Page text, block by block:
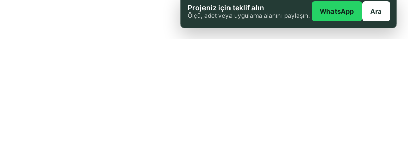
Projeniz için teklif alın
Ölçü, adet veya uygulama alanını paylaşın. WhatsApp Ara